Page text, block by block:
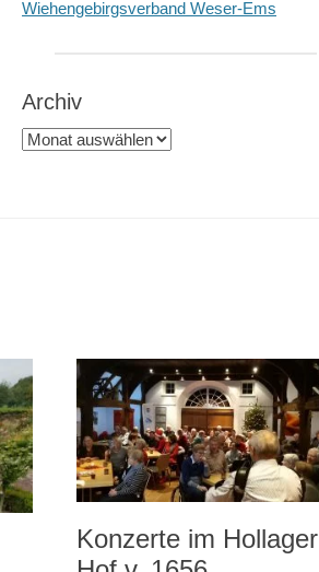
Wiehengebirgsverband Weser-Ems
Archiv
Archiv
Konzerte im Hollager